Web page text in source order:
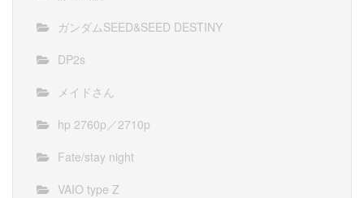
ガンダムSEED&SEED DESTINY
DP2s
メイドさん
hp 2760p／2710p
Fate/stay night
VAIO type Z